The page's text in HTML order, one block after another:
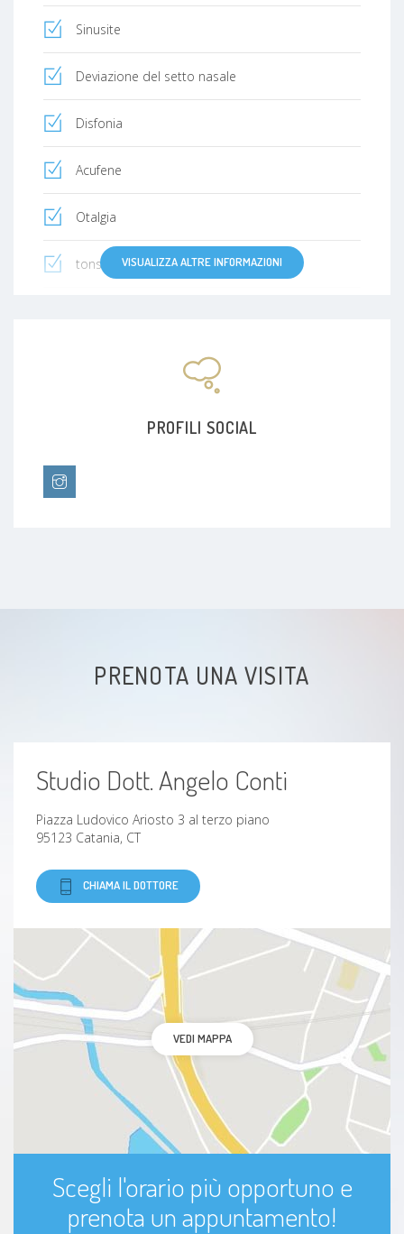
Sinusite
Deviazione del setto nasale
Disfonia
Acufene
Otalgia
tonsilliteVISUALIZZA ALTRE INFORMAZIONI
PROFILI SOCIAL
PRENOTA UNA VISITA
Studio Dott. Angelo Conti
Piazza Ludovico Ariosto 3 al terzo piano
95123 Catania, CT
CHIAMA IL DOTTORE
VEDI MAPPA
Scegli l'orario più opportuno e
prenota un appuntamento!